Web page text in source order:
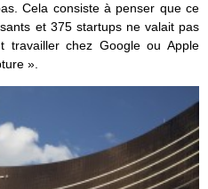
Cela consiste à penser que ce
et 375 startups ne valait pas
travailler chez Google ou Apple
».